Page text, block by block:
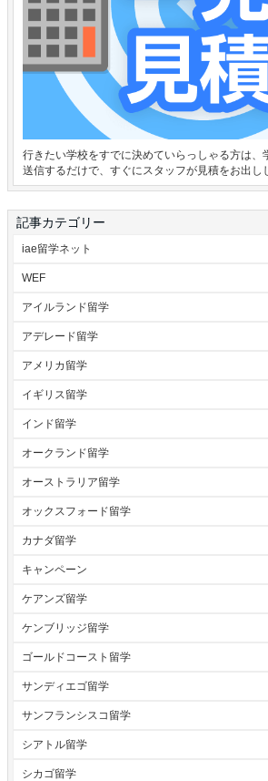
行きたい学校をすでに決めていらっしゃる方は、
送信するだけで、すぐにスタッフが見積をお出し
記事カテゴリー
iae留学ネット
WEF
アイルランド留学
アデレード留学
アメリカ留学
イギリス留学
インド留学
オークランド留学
オーストラリア留学
オックスフォード留学
カナダ留学
キャンペーン
ケアンズ留学
ケンブリッジ留学
ゴールドコースト留学
サンディエゴ留学
サンフランシスコ留学
シアトル留学
シカゴ留学